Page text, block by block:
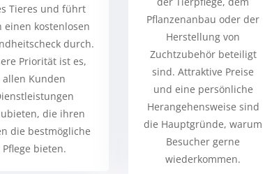
Tieres und führt
einen kostenlosen
durch.
Priorität ist es,
allen Kunden
die ihren
die bestmögliche
Pflege bieten.
Pflanzenanbau oder der
Herstellung von
Zuchtzubehör beteiligt
sind. Attraktive Preise
und eine persönliche
Herangehensweise sind
die Hauptgründe, warum
Besucher gerne
wiederkommen.